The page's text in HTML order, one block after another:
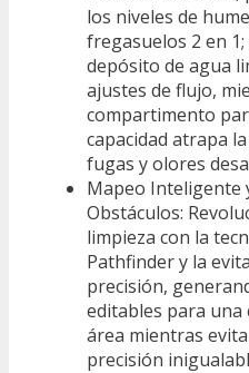
los niveles de
fregasuelos 2 en
depósito de agua
ajustes de flujo,
compartimento
capacidad atrapa
fugas y olores
Mapeo Inteligente
Obstáculos:
limpieza con la
Pathfinder y la
precisión,
editables para
área mientras
precisión